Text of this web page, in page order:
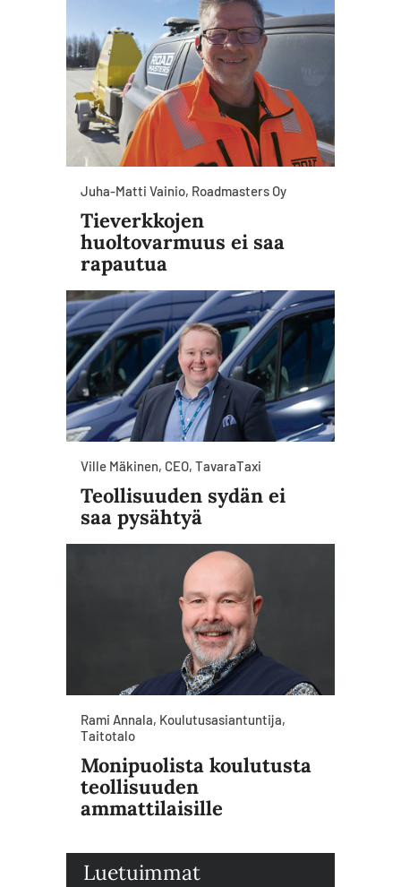
Juha-Matti Vainio, Roadmasters Oy
Tieverkkojen
huoltovarmuus ei saa
rapautua
Ville Mäkinen, CEO, TavaraTaxi
Teollisuuden sydän ei
saa pysähtyä
Rami Annala, Koulutusasiantuntija,
Taitotalo
Monipuolista koulutusta
teollisuuden
ammattilaisille
Luetuimmat